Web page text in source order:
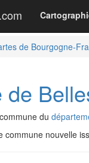
de Bourgogne-
de
du
commune nouvelle